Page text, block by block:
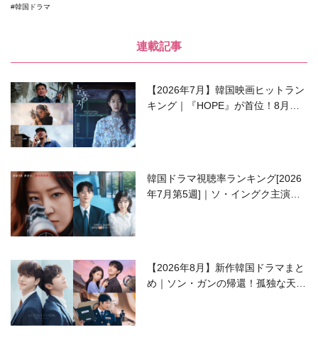
韓国ドラマ
連載記事
【2026年7月】韓国映画ヒットラン
キング｜『HOPE』が首位！8月公
韓国ドラマ視聴率ランキング[2026
年7月第5週]｜ソ・イングク主演の
【2026年8月】新作韓国ドラマまと
め｜ソン・ガンの帰還！孤独な天才